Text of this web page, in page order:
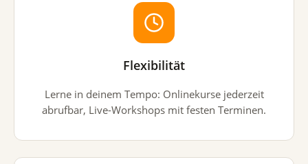
Flexibilität
Lerne in deinem Tempo: Onlinekurse jederzeit
abrufbar, Live-Workshops mit festen Terminen.